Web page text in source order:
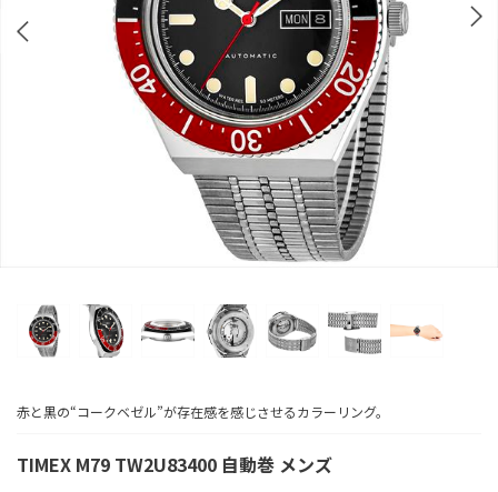
TIMEX M79 TW2U83400 自動巻 メンズ
赤と黒の“コークベゼル”が存在感を感じさせるカラーリング。